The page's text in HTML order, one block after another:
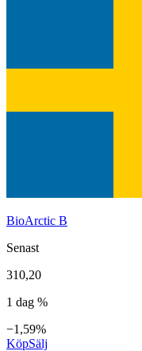
BioArctic B
Senast
310,20
1 dag %
−1,59%
KöpSälj